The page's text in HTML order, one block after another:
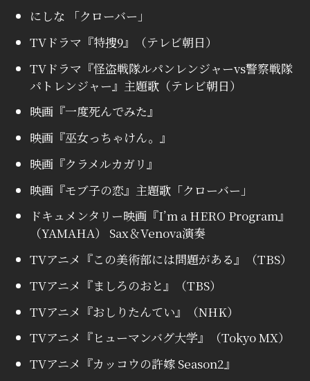
にしな 「クローバー」
TVドラマ『特捜9』（テレビ朝日）
TVドラマ『怪盗戦隊ルパンレンジャーvs警察戦隊
パトレンジャー』主題歌（テレビ朝日）
映画『一度死んでみた』
映画『巫女っちゃけん。』
映画『クラメルカガリ』
映画『モブ子の恋』主題歌「クローバー」
ドキュメンタリー映画『I’m a HERO Program』
（YAMAHA） Sax＆Venova演奏
TVアニメ『この美術部には問題がある』（TBS）
TVアニメ『ましろのおと』（TBS）
TVアニメ『おしりたんてい』（NHK）
TVアニメ『ヒューマンバグ大学』（Tokyo MX）
TVアニメ『カッコウの許嫁 Season2』